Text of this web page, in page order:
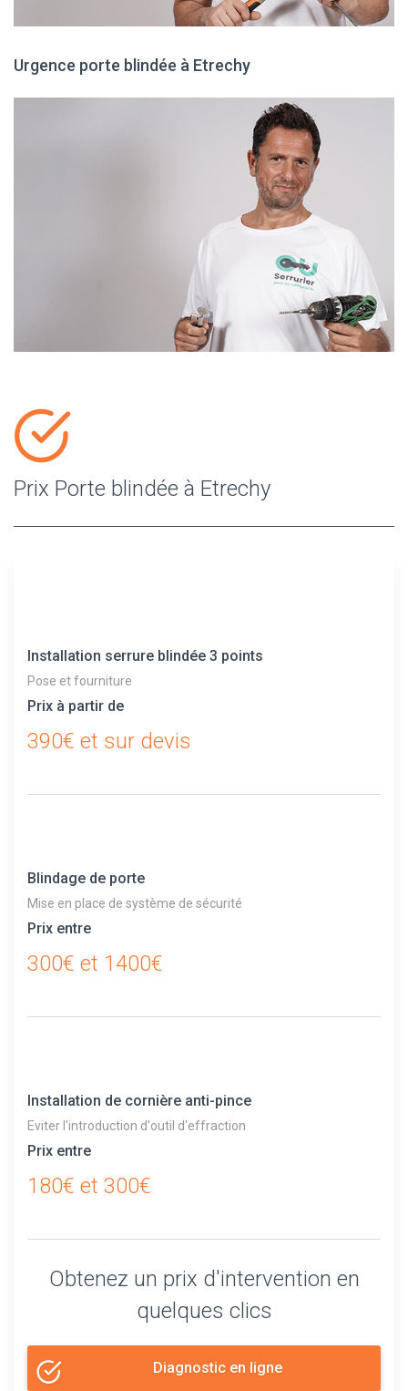
Urgence porte blindée à Etrechy
Prix Porte blindée à Etrechy
Installation serrure blindée 3 points
Pose et fourniture
Prix à partir de
390€ et sur devis
Blindage de porte
Mise en place de système de sécurité
Prix entre
300€ et 1400€
Installation de cornière anti-pince
Eviter l'introduction d'outil d'effraction
Prix entre
180€ et 300€
Obtenez un prix d'intervention en
quelques clics
Diagnostic en ligne